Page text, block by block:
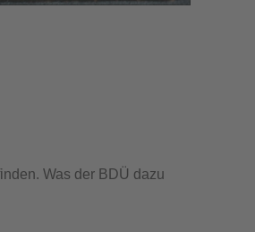
Was der BDÜ dazu